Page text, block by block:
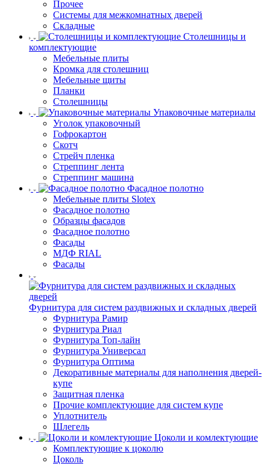
Прочее
Системы для межкомнатных дверей
Складные
Столешницы и
комплектующие
Мебельные плиты
Кромка для столешниц
Мебельные щиты
Планки
Столешницы
Упаковочные материалы
Уголок упаковочный
Гофрокартон
Скотч
Стрейч пленка
Стреппинг лента
Стреппинг машина
Фасадное полотно
Мебельные плиты Slotex
Фасадное полотно
Образцы фасадов
Фасадное полотно
Фасады
МДФ RIAL
Фасады
Фурнитура для систем раздвижных и складных дверей
Фурнитура Рамир
Фурнитура Риал
Фурнитура Топ-лайн
Фурнитура Универсал
Фурнитура Оптима
Декоративные материалы для наполнения дверей-
купе
Защитная пленка
Прочие комплектующие для систем купе
Уплотнитель
Шлегель
Цоколи и комлектующие
Комплектующие к цоколю
Цоколь